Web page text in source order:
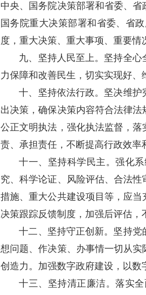
中央、国务院决策部署和省委、
国务院重大决策部署和省委、省
度，重大决策、重大事项、重要情
九、坚持人民至上。坚持全
力保障和改善民生，切实实现好、
十、坚持依法行政。坚决维
出决策，确保决策内容符合法律
公正文明执法，强化执法监督，
责、承担责任，不断提高行政效率
十一、坚持科学民主。强化
究、科学论证、风险评估、合法
措施、重大公共建设项目等，应
决策跟踪反馈制度，加强后评估，
十二、坚持守正创新。坚持党
想问题、作决策、办事情一切从
创造力。加强数字政府建设，以数
十三、坚持清正廉洁。落实